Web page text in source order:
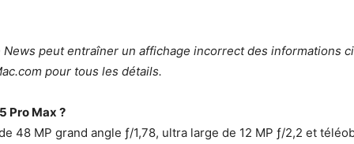
News peut entraîner un affichage incorrect des informations
pour tous les détails.
Pro Max ?
48 MP grand angle ƒ/1,78, ultra large de 12 MP ƒ/2,2 et